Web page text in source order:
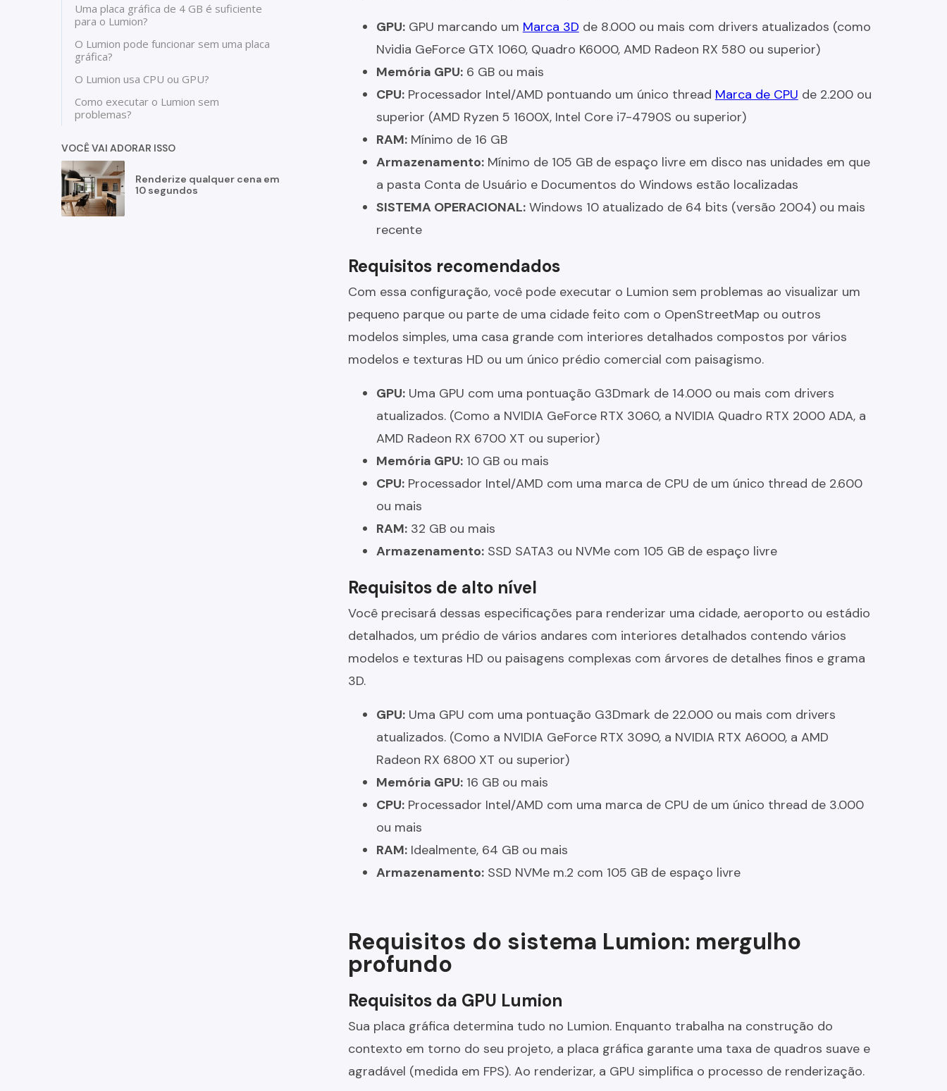
Uma placa gráfica de 4 GB é suficiente
para o Lumion?
O Lumion pode funcionar sem uma placa
gráfica?
O Lumion usa CPU ou GPU?
Como executar o Lumion sem
problemas?
VOCÊ VAI ADORAR ISSO
Renderize qualquer cena em
10 segundos
GPU:GPU marcando um Marca 3D de 8.000 ou mais com drivers atualizados (como
Nvidia GeForce GTX 1060, Quadro K6000, AMD Radeon RX 580 ou superior)
Memória GPU:6 GB ou mais
CPU:Processador Intel/AMD pontuando um único thread Marca de CPU de 2.200 ou
superior (AMD Ryzen 5 1600X, Intel Core i7-4790S ou superior)
RAM:Mínimo de 16 GB
Armazenamento:Mínimo de 105 GB de espaço livre em disco nas unidades em que
a pasta Conta de Usuário e Documentos do Windows estão localizadas
SISTEMA OPERACIONAL:Windows 10 atualizado de 64 bits (versão 2004) ou mais
recente
Requisitos recomendados
Com essa configuração, você pode executar o Lumion sem problemas ao visualizar um
pequeno parque ou parte de uma cidade feito com o OpenStreetMap ou outros
modelos simples, uma casa grande com interiores detalhados compostos por vários
modelos e texturas HD ou um único prédio comercial com paisagismo.
GPU:Uma GPU com uma pontuação G3Dmark de 14.000 ou mais com drivers
atualizados. (Como a NVIDIA GeForce RTX 3060, a NVIDIA Quadro RTX 2000 ADA, a
AMD Radeon RX 6700 XT ou superior)
Memória GPU:10 GB ou mais
CPU:Processador Intel/AMD com uma marca de CPU de um único thread de 2.600
ou mais
RAM:32 GB ou mais
Armazenamento:SSD SATA3 ou NVMe com 105 GB de espaço livre
Requisitos de alto nível
Você precisará dessas especificações para renderizar uma cidade, aeroporto ou estádio
detalhados, um prédio de vários andares com interiores detalhados contendo vários
modelos e texturas HD ou paisagens complexas com árvores de detalhes finos e grama
3D.
GPU:Uma GPU com uma pontuação G3Dmark de 22.000 ou mais com drivers
atualizados. (Como a NVIDIA GeForce RTX 3090, a NVIDIA RTX A6000, a AMD
Radeon RX 6800 XT ou superior)
Memória GPU:16 GB ou mais
CPU:Processador Intel/AMD com uma marca de CPU de um único thread de 3.000
ou mais
RAM:Idealmente, 64 GB ou mais
Armazenamento:SSD NVMe m.2 com 105 GB de espaço livre
Requisitos do sistema Lumion: mergulho
profundo
Requisitos da GPU Lumion
Sua placa gráfica determina tudo no Lumion. Enquanto trabalha na construção do
contexto em torno do seu projeto, a placa gráfica garante uma taxa de quadros suave e
agradável (medida em FPS). Ao renderizar, a GPU simplifica o processo de renderização.